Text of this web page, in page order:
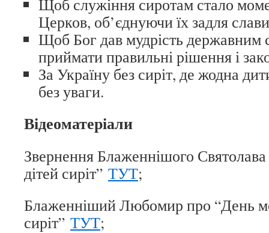
Щоб служіння сиротам стало
Церков, об’єднуючи їх задля
Щоб Бог дав мудрість державним
приймати правильні рішення і
За Україну без сиріт, де жодна
без уваги.
Відеоматеріали
Звернення Блаженнішого
дітей сиріт” ТУТ;
Блаженніший Любомир про “День
сиріт” ТУТ;